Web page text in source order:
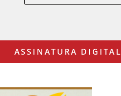
ASSINATURA DIGITAL